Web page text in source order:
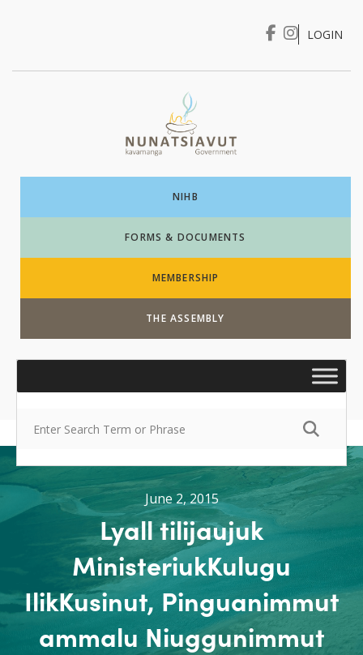
I WANT TO …
LOGIN
NIHB
FORMS & DOCUMENTS
MEMBERSHIP
THE ASSEMBLY
June 2, 2015
Lyall tilijaujuk
MinisteriukKulugu
IlikKusinut, Pinguanimmut
ammalu Niuggunimmut